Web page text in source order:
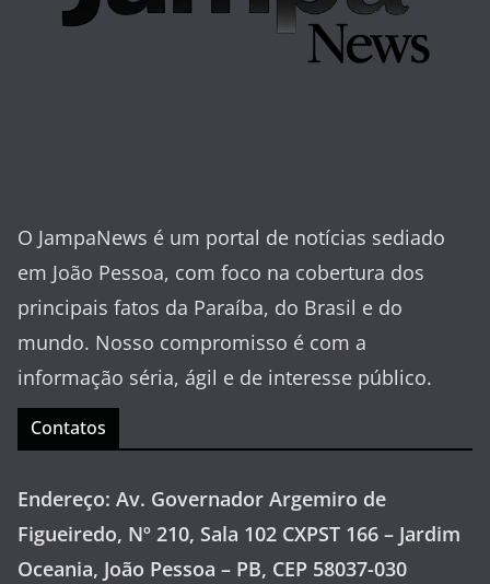
O JampaNews é um portal de notícias sediado
em João Pessoa, com foco na cobertura dos
principais fatos da Paraíba, do Brasil e do
mundo. Nosso compromisso é com a
informação séria, ágil e de interesse público.
Contatos
Endereço: Av. Governador Argemiro de
Figueiredo, Nº 210, Sala 102 CXPST 166 – Jardim
Oceania, João Pessoa – PB, CEP 58037-030